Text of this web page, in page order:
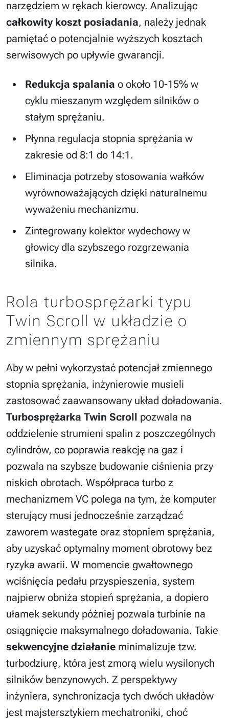
narzędziem w rękach kierowcy. Analizując
całkowity koszt posiadania, należy jednak
pamiętać o potencjalnie wyższych kosztach
serwisowych po upływie gwarancji.
Redukcja spalania o około 10-15% w
cyklu mieszanym względem silników o
stałym sprężaniu.
Płynna regulacja stopnia sprężania w
zakresie od 8:1 do 14:1.
Eliminacja potrzeby stosowania wałków
wyrównoważających dzięki naturalnemu
wyważeniu mechanizmu.
Zintegrowany kolektor wydechowy w
głowicy dla szybszego rozgrzewania
silnika.
Rola turbosprężarki typu
Twin Scroll w układzie o
zmiennym sprężaniu
Aby w pełni wykorzystać potencjał zmiennego
stopnia sprężania, inżynierowie musieli
zastosować zaawansowany układ doładowania.
Turbosprężarka Twin Scroll pozwala na
oddzielenie strumieni spalin z poszczególnych
cylindrów, co poprawia reakcję na gaz i
pozwala na szybsze budowanie ciśnienia przy
niskich obrotach. Współpraca turbo z
mechanizmem VC polega na tym, że komputer
sterujący musi jednocześnie zarządzać
zaworem wastegate oraz stopniem sprężania,
aby uzyskać optymalny moment obrotowy bez
ryzyka awarii. W momencie gwałtownego
wciśnięcia pedału przyspieszenia, system
najpierw obniża stopień sprężania, a dopiero
ułamek sekundy później pozwala turbinie na
osiągnięcie maksymalnego doładowania. Takie
sekwencyjne działanie minimalizuje tzw.
turbodziurę, która jest zmorą wielu wysilonych
silników benzynowych. Z perspektywy
inżyniera, synchronizacja tych dwóch układów
jest majstersztykiem mechatroniki, choć